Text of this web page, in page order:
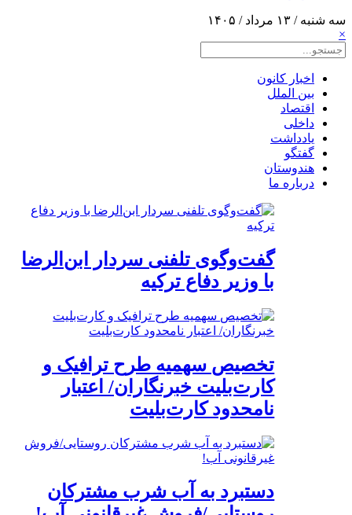
سه شنبه / ۱۳ مرداد / ۱۴۰۵
×
اخبار کانون
بین الملل
اقتصاد
داخلی
یادداشت
گفتگو
هندوستان
درباره ما
گفت‌وگوی تلفنی سردار ابن‌الرضا
با وزیر دفاع ترکیه
تخصیص سهمیه طرح ترافیک و
کارت‌بلیت خبرنگاران/ اعتبار
نامحدود کارت‌بلیت
دستبرد به آب شرب مشترکان